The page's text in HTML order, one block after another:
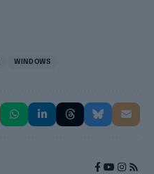
WINDOWS